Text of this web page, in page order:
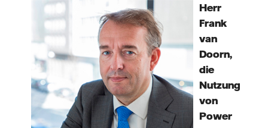
Herr
Frank
van
Doorn,
die
Nutzung
von
Power